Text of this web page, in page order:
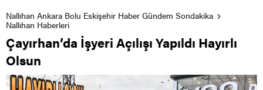
Nallıhan Ankara Bolu Eskişehir Haber Gündem Sondakika
Nallıhan Haberleri
Çayırhan’da İşyeri Açılışı Yapıldı Hayırlı
Olsun